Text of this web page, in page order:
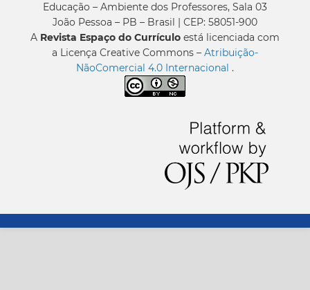
Educação – Ambiente dos Professores, Sala 03
João Pessoa – PB – Brasil | CEP: 58051-900
A Revista Espaço do Currículo está licenciada com
a Licença Creative Commons – Atribuição-
NãoComercial 4.0 Internacional .